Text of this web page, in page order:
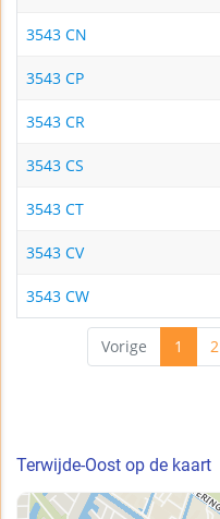
3543 CN
3543 CP
3543 CR
3543 CS
3543 CT
3543 CV
3543 CW
Vorige 1 2
Terwijde-Oost op de kaart